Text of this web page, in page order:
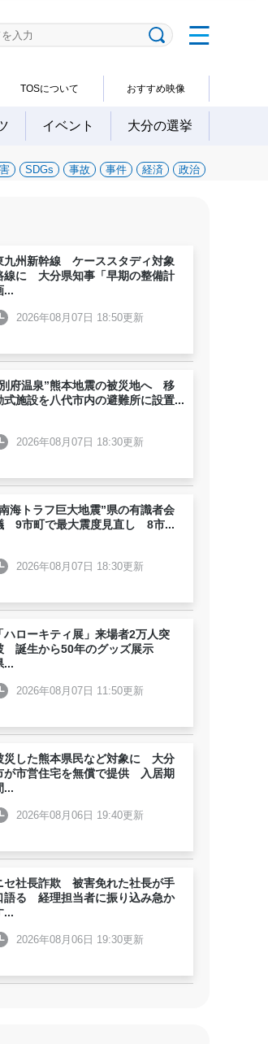
TOSについて おすすめ映像
イベント 大分の選挙
SDGs 事故 事件 経済 政治
九州新幹線 ケーススタディ対象
線に 大分県知事「早期の整備計
...
2026年08月07日 18:50更新
府温泉”熊本地震の被災地へ 移
式施設を八代市内の避難所に設置...
2026年08月07日 18:30更新
海トラフ巨大地震”県の有識者会
9市町で最大震度見直し 8市...
2026年08月07日 18:30更新
「ハローキティ展」来場者2万人突
誕生から50年のグッズ展示
...
2026年08月07日 11:50更新
災した熊本県民など対象に 大分
が市営住宅を無償で提供 入居期
...
2026年08月06日 19:40更新
セ社長詐欺 被害免れた社長が手
語る 経理担当者に振り込み急か
...
2026年08月06日 19:30更新